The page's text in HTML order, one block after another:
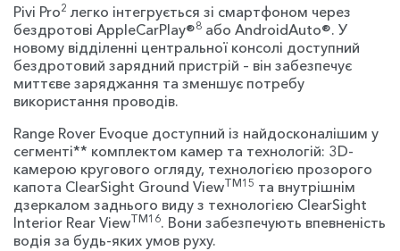
Pivi Pro2 легко інтегрується зі смартфоном через
бездротові AppleCarPlay®8 або AndroidAuto®. У
новому відділенні центральної консолі доступний
бездротовий зарядний пристрій – він забезпечує
миттєве заряджання та зменшує потребу
використання проводів.
Range Rover Evoque доступний із найдосконалішим у
сегменті** комплектом камер та технологій: 3D-
камерою кругового огляду, технологією прозорого
капота ClearSight Ground ViewTM15 та внутрішнім
дзеркалом заднього виду з технологією ClearSight
Interior Rear ViewTM16. Вони забезпечують впевненість
водія за будь-яких умов руху.